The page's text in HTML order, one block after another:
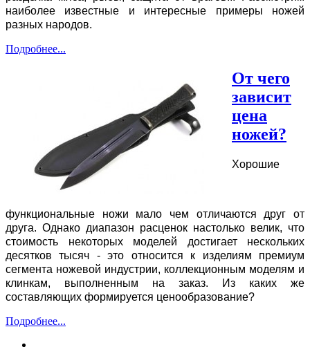
наиболее известные и интересные примеры ножей
разных народов.
Подробнее...
От чего
зависит
цена
ножей?
Хорошие
функциональные ножи мало чем отличаются друг от
друга. Однако диапазон расценок настолько велик, что
стоимость некоторых моделей достигает нескольких
десятков тысяч - это относится к изделиям премиум
сегмента ножевой индустрии, коллекционным моделям и
клинкам, выполненным на заказ. Из каких же
составляющих формируется ценообразование?
Подробнее...